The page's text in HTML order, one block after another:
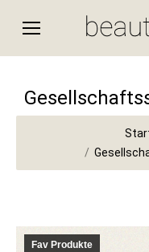
Sie befinden sich hier:
Fav Produkte